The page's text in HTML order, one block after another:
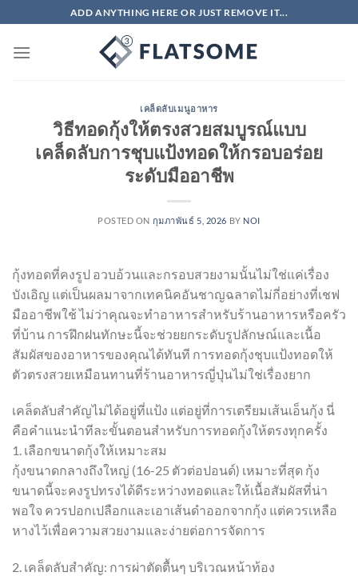
ไป
ADD ANYTHING HERE OR JUST REMOVE IT...
เคล็ดลับเมนูอาหาร
วิธีทอดกุ้งให้ตรงสวยสมบูรณ์แบบ
เคล็ดลับการชุบแป้งทอดให้กรอบอร่อย
ระดับมืออาชีพ
POSTED ON กุมภาพันธ์ 5, 2026 BY NOI
กุ้งทอดที่คงรูป อวบอ้วนและกรอบสวยงามนั้นไม่ใช่แค่เรื่อง
บังเอิญ แต่เป็นผลมาจากเทคนิคอันชาญฉลาดไม่กี่อย่างที่เชฟ
มืออาชีพใช้ ไม่ว่าคุณจะทำอาหารสำหรับร้านอาหารหรือครัว
ที่บ้าน การฝึกฝนทักษะนี้จะช่วยยกระดับรูปลักษณ์และเนื้อ
สัมผัสของอาหารของคุณได้ทันที การทอดกุ้งชุบแป้งทอดให้
ตัวตรงสวยเหมือนทานที่ร้านอาหารญี่ปุ่นไม่ใช่เรื่องยาก
เคล็ดลับสำคัญไม่ได้อยู่ที่แป้ง แต่อยู่ที่การเตรียมเส้นเอ็นกุ้ง นี่
คือคำแนะนำทีละขั้นตอนสำหรับการทอดกุ้งให้ตรงทุกครั้ง
1. เลือกขนาดกุ้งให้เหมาะสม
กุ้งขนาดกลางถึงใหญ่ (16-25 ตัวต่อปอนด์) เหมาะที่สุด กุ้ง
ขนาดนี้จะคงรูปทรงได้ดีระหว่างทอดและให้เนื้อสัมผัสที่น่า
พอใจ ควรปอกเปลือกและเอาเส้นดำออกจากกุ้ง แต่ควรเหลือ
หางไว้เพื่อความสวยงามและง่ายต่อการจัดการ
2. เคล็ดลับสำคัญ: การผ่าตัดตื้นๆ บริเวณหน้าท้อง